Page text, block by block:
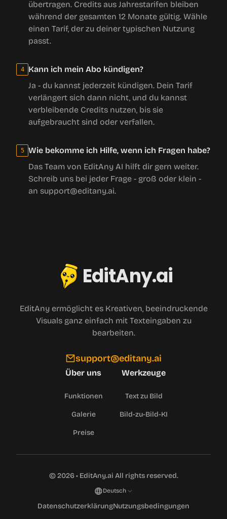
übertragen. Credits aus Jahrestarifen bleiben
während der gesamten 12 Monate gültig. Wähle
einen Tarif, der zu deiner typischen Nutzung
passt.
4
Kann ich mein Abo kündigen?
Ja - du kannst jederzeit kündigen. Dein Tarif
verlängert sich dann nicht, und du kannst
verbleibende Credits nutzen, bis sie
aufgebraucht sind oder verfallen.
5
Wie bekomme ich Hilfe, wenn ich Fragen habe?
Das Team von EditAny AI hilft dir gern weiter.
Schreib uns bei jeder Frage - groß oder klein -
an support@editany.ai.
EditAny.ai
EditAny ermöglicht es Kreativen, beeindruckende
Visuals ganz einfach mit Texteingaben zu
bearbeiten.
support@editany.ai
Über uns
Funktionen
Galerie
Preise
Werkzeuge
Text zu Bild
Bild-zu-Bild-KI
©2026• EditAny.ai All rights reserved.
Deutsch
DatenschutzerklärungNutzungsbedingungen